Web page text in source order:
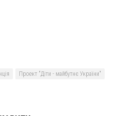
Проект "Діти - майбутнє України"